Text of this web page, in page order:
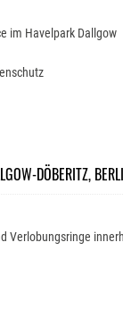
im Havelpark Dallgow
DÖBERITZ,
Verlobungsringe